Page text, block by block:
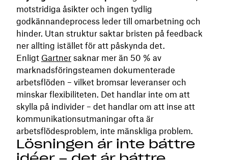
motstridiga åsikter och ingen tydlig
godkännandeprocess leder till omarbetning och
hinder. Utan struktur saktar bristen på feedback
ner allting istället för att påskynda det.
Enligt Gartner saknar mer än 50 % av
marknadsföringsteamen dokumenterade
arbetsflöden – vilket bromsar leveranser och
minskar flexibiliteten. Det handlar inte om att
skylla på individer – det handlar om att inse att
kommunikationsutmaningar ofta är
arbetsflödesproblem, inte mänskliga problem.
Lösningen är inte bättre